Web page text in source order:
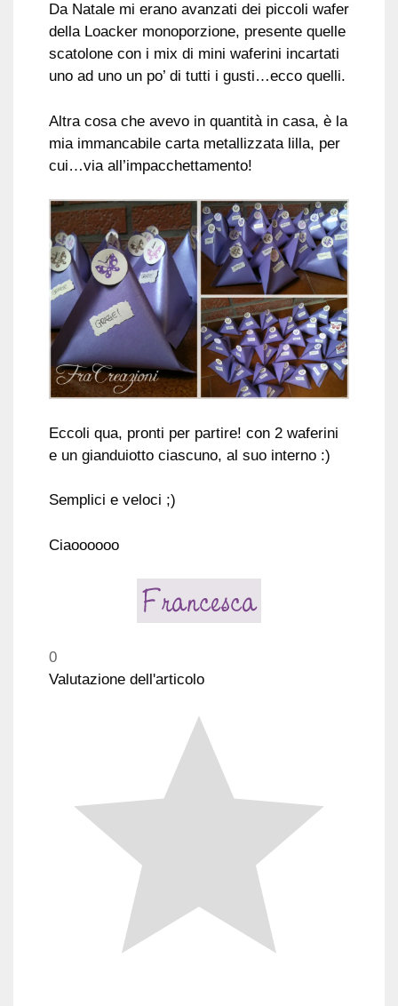
Da Natale mi erano avanzati dei piccoli wafer
della Loacker monoporzione, presente quelle
scatolone con i mix di mini waferini incartati
uno ad uno un po’ di tutti i gusti…ecco quelli.
Altra cosa che avevo in quantità in casa, è la
mia immancabile carta metallizzata lilla, per
cui…via all’impacchettamento!
Eccoli qua, pronti per partire! con 2 waferini
e un gianduiotto ciascuno, al suo interno :)
Semplici e veloci ;)
Ciaoooooo
0
Valutazione dell'articolo